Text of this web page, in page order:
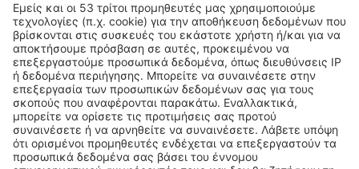
Μας συγχωρείτε, δεν υπάρχουν
αποτελέσματα για την αναζήτησή σας
Προσπαθήστε να κάνετε αναζήτηση με διαφορετικά κριτήρια